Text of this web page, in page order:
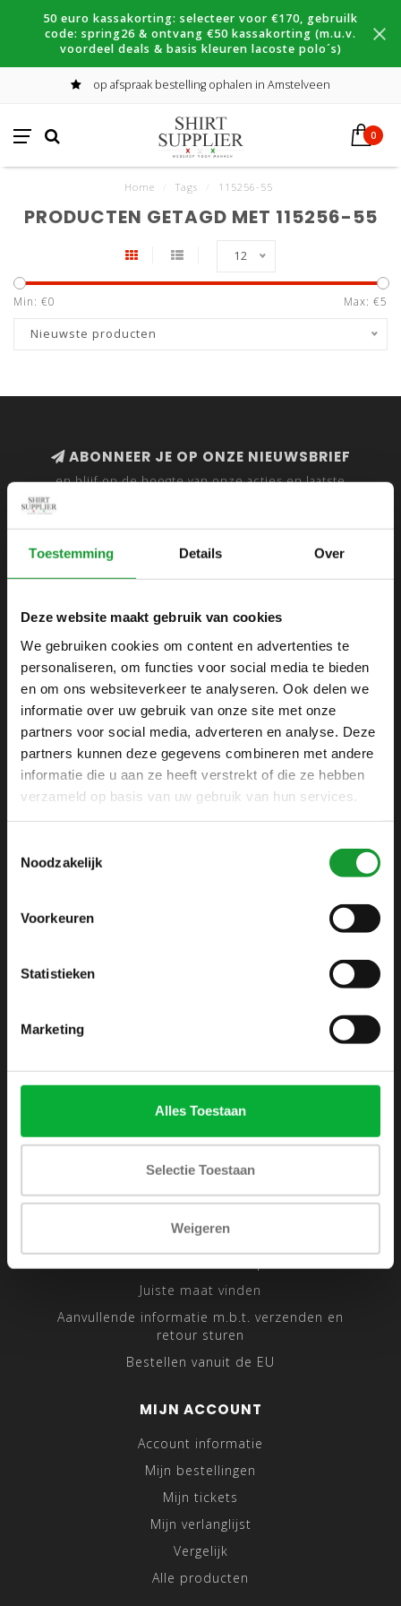
Toestemming Details Over
Deze website maakt gebruik van cookies
We gebruiken cookies om content en advertenties te
personaliseren, om functies voor social media te bieden
en om ons websiteverkeer te analyseren. Ook delen we
informatie over uw gebruik van onze site met onze
partners voor social media, adverteren en analyse. Deze
partners kunnen deze gegevens combineren met andere
informatie die u aan ze heeft verstrekt of die ze hebben
verzameld op basis van uw gebruik van hun services.
Noodzakelijk
Voorkeuren
Statistieken
Marketing
Alles Toestaan
Selectie Toestaan
Weigeren
50 euro kassakorting: selecteer voor €170, gebruilk
code: spring26 & ontvang €50 kassakorting (m.u.v.
voordeel deals & basis kleuren lacoste polo´s)
op afspraak bestelling ophalen in Amstelveen
0
Home Tags 115256-55
PRODUCTEN GETAGD MET 115256-55
12
Min: €0 Max: €5
Nieuwste producten
ABONNEER JE OP ONZE NIEUWSBRIEF
en blijf op de hoogte van onze acties en laatste
SHIRTSUPPLIER.NL
Webshop voor mannen
Zijlijnstraat 24
1433 DC
+31 6 42 52 32 80
+31 6 42 52 32 80
Disclaimer
Privacy Policy
Sitemap
Traveling Tailor
Juiste maat vinden
Aanvullende informatie m.b.t. verzenden en
retour sturen
Bestellen vanuit de EU
MIJN ACCOUNT
Account informatie
Mijn bestellingen
Mijn tickets
Mijn verlanglijst
Vergelijk
Alle producten